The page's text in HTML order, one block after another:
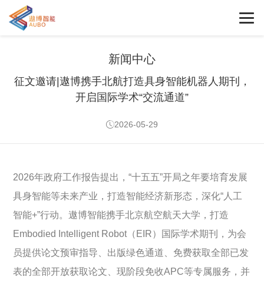
新闻中心
征文邀请|遨博携手北航打造具身智能机器人期刊，
开启国际学术“交流通道”
2026-05-29
2026年政府工作报告提出，“十五五”开局之年要培育发展
具身智能等未来产业，打造智能经济新形态，深化“人工
智能+”行动。遨博智能携手北京航空航天大学，打造
Embodied Intelligent Robot（EIR）国际学术期刊，为会
员提供论文预审指导、出版绿色通道、免费获取全部已发
表的全部开放获取论文、现阶段免收APC等专属服务，并